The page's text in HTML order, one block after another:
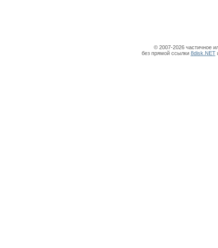
© 2007-2026 частичное
без прямой ссылки 8disk.NET